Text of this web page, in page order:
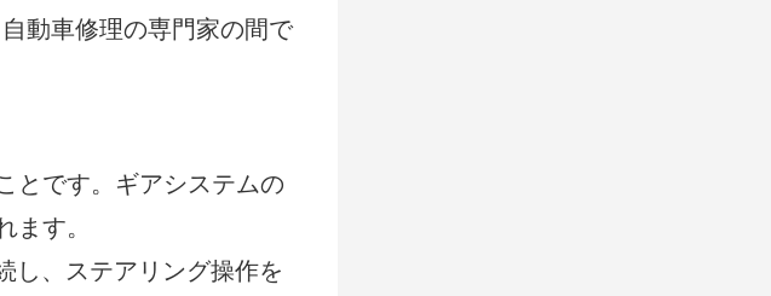
動車修理の専門家の間で
とです。ギアシステムの
ます。
し、ステアリング操作を